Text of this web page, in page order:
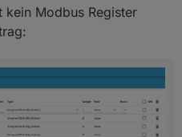
Modbus Register